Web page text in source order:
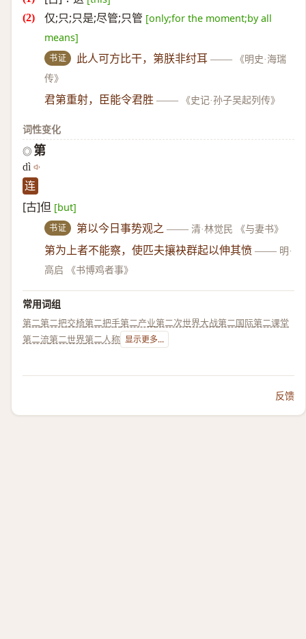
仅;只;只是;尽管;只管 [only;for the moment;by all
means]
书证 此人可方比干，第朕非纣耳 ——
《明史·海瑞
传》
君第重射，臣能令君胜 —— 《史记·孙子吴起列传》
词性变化
◎ 第
dì
连
[古]但 [but]
书证 第以今日事势观之 —— 清·林觉民 《与妻书》
第为上者不能察，使匹夫攘袂群起以伸其愤 —— 明·
高启 《书博鸡者事》
常用词组
第二第二把交椅第二把手第二产业第二次世界大战第二国际第二课堂
第二流第二世界第二人称 显示更多...
反馈